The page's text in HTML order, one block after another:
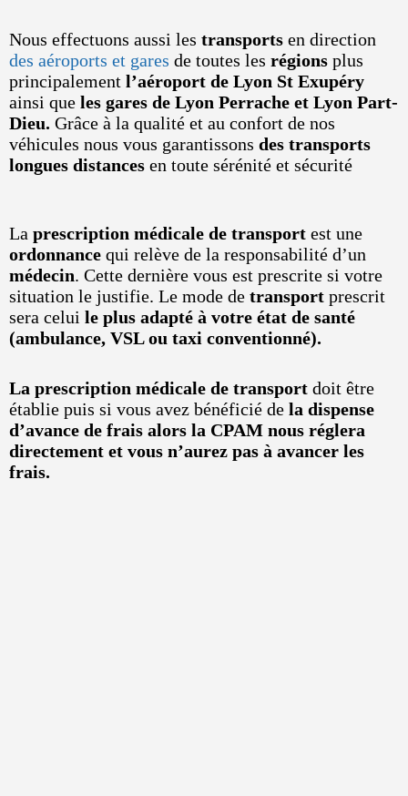
Nous effectuons aussi les transports en direction
des aéroports et gares de toutes les régions plus
principalement l’aéroport de Lyon St Exupéry
ainsi que les gares de Lyon Perrache et Lyon Part-
Dieu. Grâce à la qualité et au confort de nos
véhicules nous vous garantissons des transports
longues distances en toute sérénité et sécurité
La prescription médicale de transport est une
ordonnance qui relève de la responsabilité d’un
médecin. Cette dernière vous est prescrite si votre
situation le justifie. Le mode de transport prescrit
sera celui le plus adapté à votre état de santé
(ambulance, VSL ou taxi conventionné).
La prescription médicale de transport doit être
établie puis si vous avez bénéficié de la dispense
d’avance de frais alors la CPAM nous réglera
directement et vous n’aurez pas à avancer les
frais.